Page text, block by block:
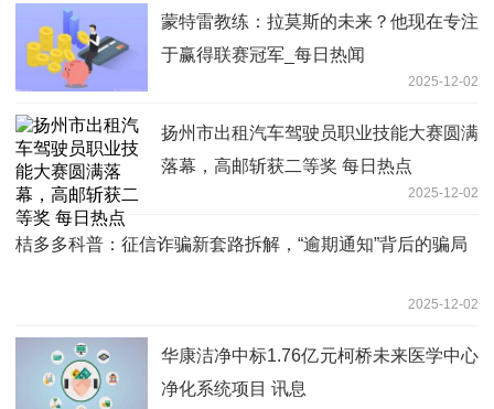
蒙特雷教练：拉莫斯的未来？他现在专注
于赢得联赛冠军_每日热闻
2025-12-02
扬州市出租汽车驾驶员职业技能大赛圆满
落幕，高邮斩获二等奖 每日热点
2025-12-02
桔多多科普：征信诈骗新套路拆解，“逾期通知”背后的骗局
2025-12-02
华康洁净中标1.76亿元柯桥未来医学中心
净化系统项目 讯息